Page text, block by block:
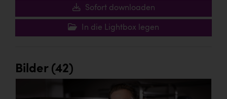
Sofort downloaden
In die Lightbox legen
Bilder (42)